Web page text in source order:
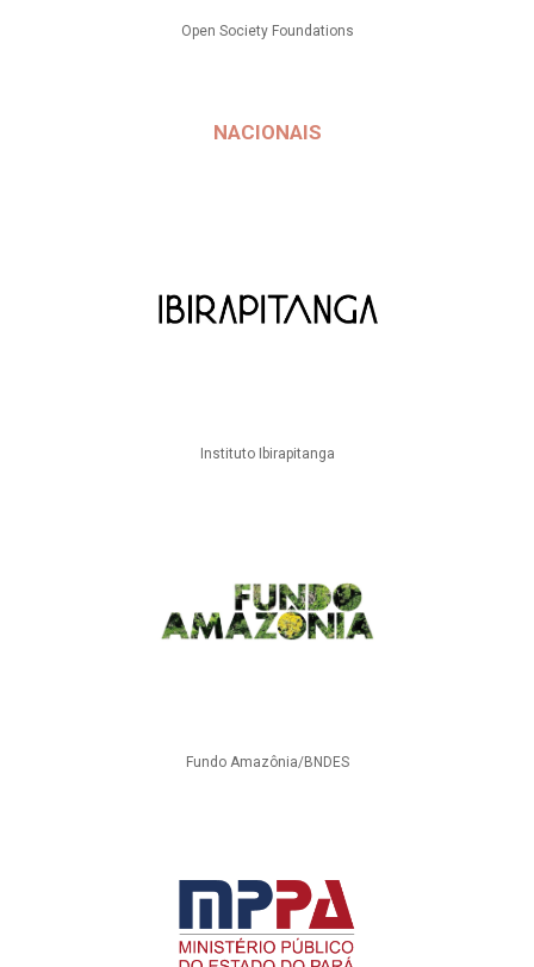
Open Society Foundations
NACIONAIS
Instituto Ibirapitanga
Fundo Amazônia/BNDES